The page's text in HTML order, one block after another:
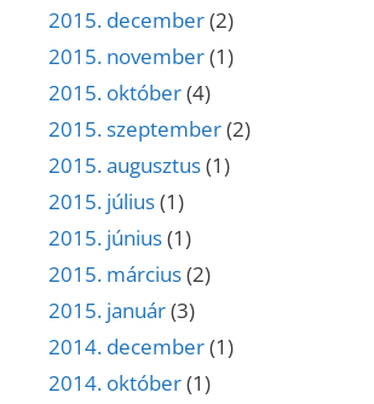
2015. december(2)
2015. november(1)
2015. október(4)
2015. szeptember(2)
2015. augusztus(1)
2015. július(1)
2015. június(1)
2015. március(2)
2015. január(3)
2014. december(1)
2014. október(1)